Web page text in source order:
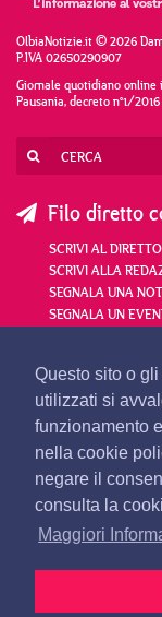
Questo sito o
utilizzati si
funzionamento
nella cookie
negare il
consulta la
Maggiori
OlbiaNotizie.it © 2026
P.IVA 02650290907
Giornale quotidiano
Pausania, decreto n°1/
Filo diretto
SCRIVI AL
SCRIVI ALLA
SEGNALA UNA
SEGNALA UN
REDAZIONE